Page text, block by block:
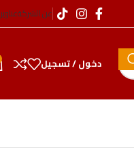
عن الشركة
دخول / تسجيل